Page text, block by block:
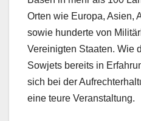
Orten wie Europa, Asien,
sowie hunderte von
Vereinigten Staaten. Wie
Sowjets bereits in
sich bei der
eine teure Veranstaltung.